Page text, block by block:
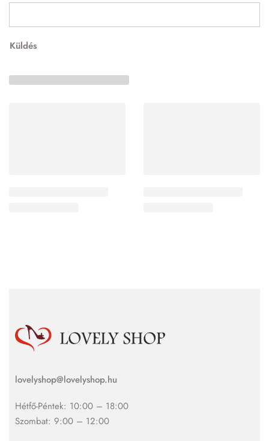
lovelyshop@lovelyshop.hu
Hétfő-Péntek: 10:00 – 18:00
Szombat: 9:00 – 12:00